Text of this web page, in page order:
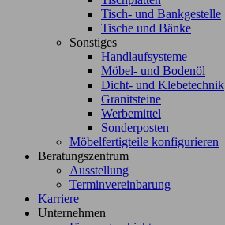
Tisch- und Bankgestelle
Tische und Bänke
Sonstiges
Handlaufsysteme
Möbel- und Bodenöl
Dicht- und Klebetechnik
Granitsteine
Werbemittel
Sonderposten
Möbelfertigteile konfigurieren
Beratungszentrum
Ausstellung
Terminvereinbarung
Karriere
Unternehmen